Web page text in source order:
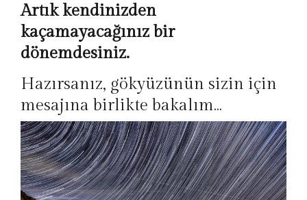
Artık kendinizden
kaçamayacağınız bir
dönemdesiniz.
Hazırsanız, gökyüzünün sizin için
mesajına birlikte bakalım…